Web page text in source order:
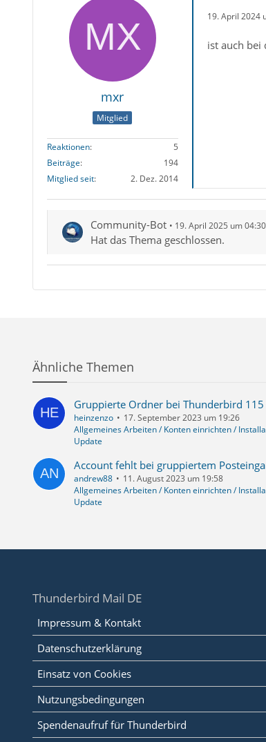
mxr
Mitglied
Reaktionen
5
Beiträge
194
Mitglied seit
2. Dez. 2014
19. April 2024
ist auch
Community-Bot 19. April 2025 um 04:30
Hat das Thema geschlossen.
Ähnliche Themen
heinzenzo
17. September 2023 um 19:26
Allgemeines Arbeiten / Konten einrichten /
Update
Account fehlt bei gruppiertem
andrew88
11. August 2023 um 19:58
Allgemeines Arbeiten / Konten einrichten /
Update
Thunderbird Mail DE
Impressum & Kontakt
Datenschutzerklärung
Einsatz von Cookies
Nutzungsbedingungen
Spendenaufruf für Thunderbird